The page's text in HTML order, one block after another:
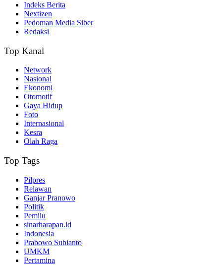
Indeks Berita
Nextizen
Pedoman Media Siber
Redaksi
Top Kanal
Network
Nasional
Ekonomi
Otomotif
Gaya Hidup
Foto
Internasional
Kesra
Olah Raga
Top Tags
Pilpres
Relawan
Ganjar Pranowo
Politik
Pemilu
sinarharapan.id
Indonesia
Prabowo Subianto
UMKM
Pertamina